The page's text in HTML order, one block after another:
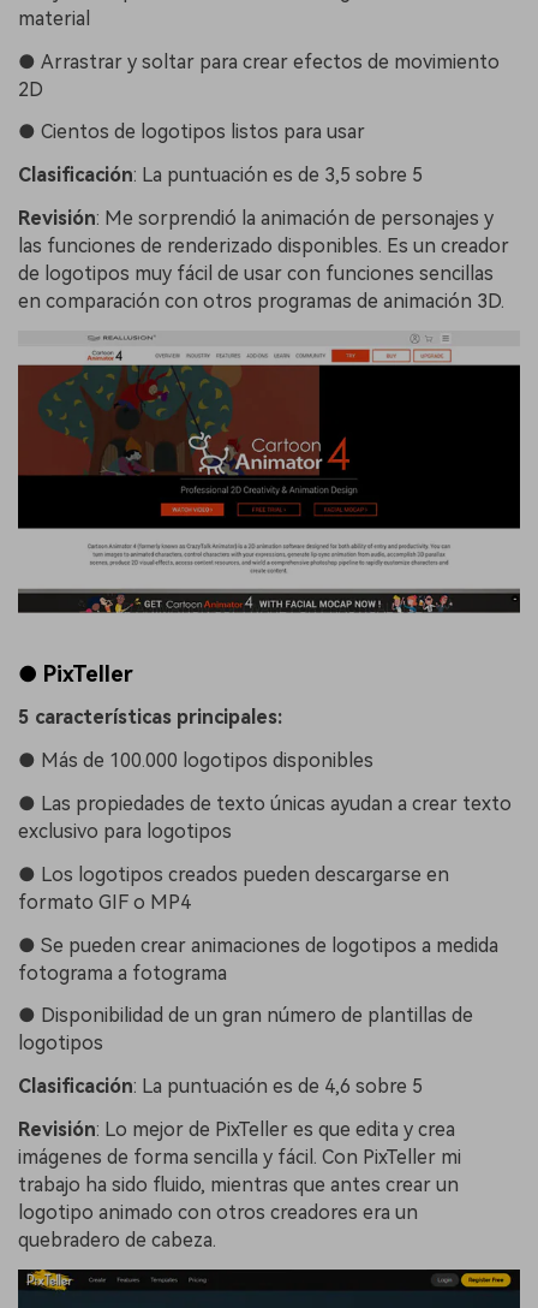
material
● Arrastrar y soltar para crear efectos de movimiento
2D
● Cientos de logotipos listos para usar
Clasificación: La puntuación es de 3,5 sobre 5
Revisión: Me sorprendió la animación de personajes y
las funciones de renderizado disponibles. Es un creador
de logotipos muy fácil de usar con funciones sencillas
en comparación con otros programas de animación 3D.
● PixTeller
5 características principales:
● Más de 100.000 logotipos disponibles
● Las propiedades de texto únicas ayudan a crear texto
exclusivo para logotipos
● Los logotipos creados pueden descargarse en
formato GIF o MP4
● Se pueden crear animaciones de logotipos a medida
fotograma a fotograma
● Disponibilidad de un gran número de plantillas de
logotipos
Clasificación: La puntuación es de 4,6 sobre 5
Revisión: Lo mejor de PixTeller es que edita y crea
imágenes de forma sencilla y fácil. Con PixTeller mi
trabajo ha sido fluido, mientras que antes crear un
logotipo animado con otros creadores era un
quebradero de cabeza.